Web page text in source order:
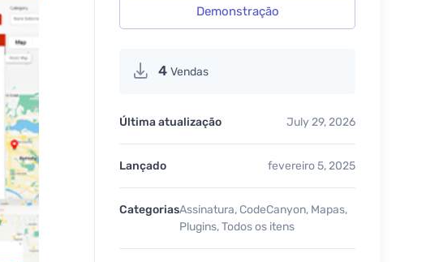
Demonstração
4 Vendas
Última atualização July 29, 2026
Lançado fevereiro 5, 2025
CategoriasAssinatura, CodeCanyon, Mapas,
Plugins,Todos os itens